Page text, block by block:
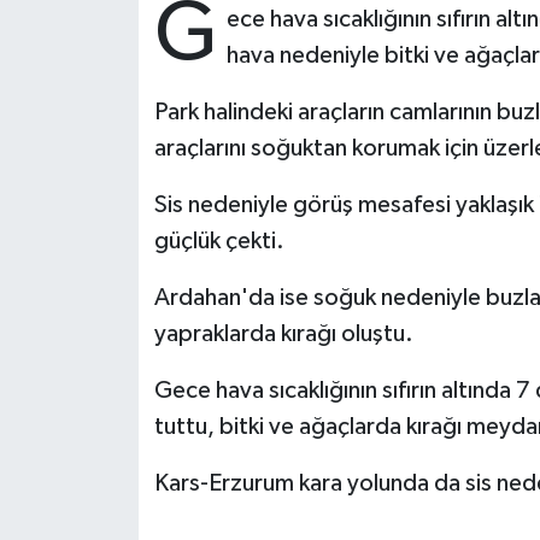
G
ece hava sıcaklığının sıfırın
hava nedeniyle bitki ve
Park halindeki araçların camlarının
araçlarını soğuktan korumak için
Sis nedeniyle görüş mesafesi
güçlük çekti.
Ardahan'da ise soğuk nedeniyle
yapraklarda kırağı oluştu.
Gece hava sıcaklığının sıfırın
tuttu, bitki ve ağaçlarda kırağı
Kars-Erzurum kara yolunda da sis
Ardahan Müftülüğü
Artvin Müftülüğü
Aydın Müftülüğü
Balıkesir Müftülüğü
Bartın Müftülüğü
Batman Müftülüğü
Bilecik Müftülüğü
Peygamberimizin Hayatı
Ramazan
Sahabeler
DİYANET AKADEMİ
DİYANET GENÇLİK
DİYANET RADYO/TV
Kültür-Sanat